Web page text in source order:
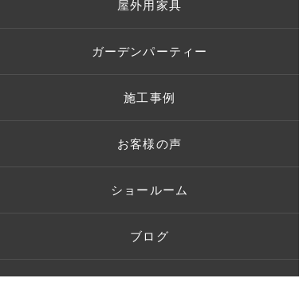
屋外用家具
ガーデンパーティー
施工事例
お客様の声
ショールーム
ブログ